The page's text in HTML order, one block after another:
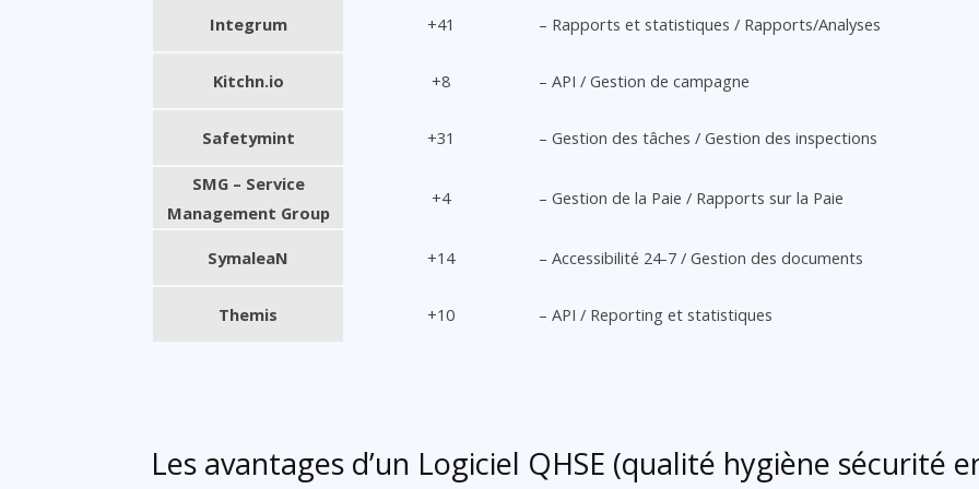
Integrum +41 – Rapports et statistiques / Rapports/Analyses
Kitchn.io +8 – API / Gestion de campagne
Safetymint +31 – Gestion des tâches / Gestion des inspections
SMG – Service
Management Group
+4 – Gestion de la Paie / Rapports sur la Paie
SymaleaN +14 – Accessibilité 24-7 / Gestion des documents
Themis +10 – API / Reporting et statistiques
Les avantages d’un Logiciel QHSE (qualité hygiène sécurité